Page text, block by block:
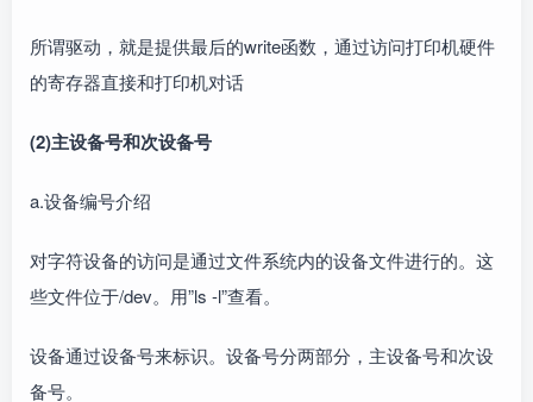
所谓驱动，就是提供最后的write函数，通过访问打印机硬件
的寄存器直接和打印机对话
(2)主设备号和次设备号
a.设备编号介绍
对字符设备的访问是通过文件系统内的设备文件进行的。这
些文件位于/dev。用”ls -l”查看。
设备通过设备号来标识。设备号分两部分，主设备号和次设
备号。